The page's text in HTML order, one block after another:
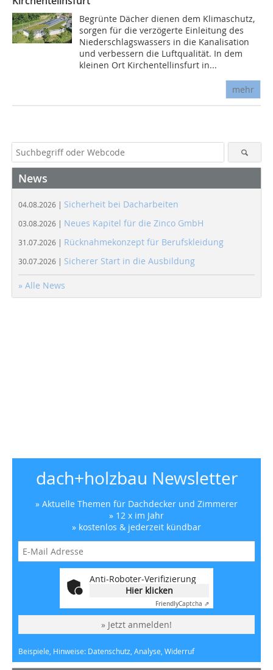
Begrünte Dächer dienen dem Klimaschutz,
sorgen für die verzögerte Einleitung des
Niederschlagswassers in die Kanalisation
und verbessern die Luftqualität. In dem
kleinen Ort Kirchentellinsfurt in...
mehr
News
04.08.2026 | Sicherheit bei Dacharbeiten
03.08.2026 | Neues Kapitel für die Zinco GmbH
31.07.2026 | Rücknahmekonzept für Berufskleidung
30.07.2026 | Sicherer Start in die Ausbildung
» Alle News
dach+holzbau Newsletter
» Aktuelle Themen für Dachdecker und Zimmerer
» 12 x im Jahr
» kostenlos & jederzeit kündbar
Anti-Roboter-Verifizierung
Hier klicken
FriendlyCaptcha ⇗
» Jetzt anmelden!
Beispiele, Hinweise: Datenschutz, Analyse, Widerruf